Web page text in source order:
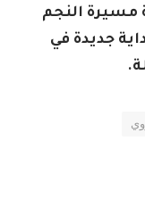
مسيرة النجم
جديدة في